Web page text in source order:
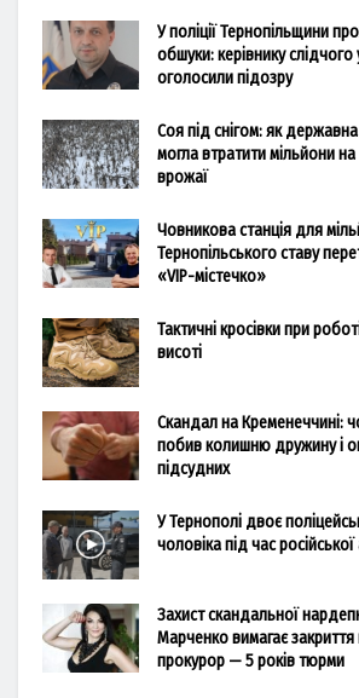
У поліції Тернопільщини
обшуки: керівнику слідчого
оголосили підозру
Соя під снігом: як
могла втратити мільйони
врожаї
Човникова станція для
Тернопільського ставу
«VIP-містечко»
Тактичні кросівки при
висоті
Скандал на Кременеччині:
побив колишню дружину і
підсудних
У Тернополі двоє
чоловіка під час російської
Захист скандальної
Марченко вимагає
прокурор — 5 років тюрми